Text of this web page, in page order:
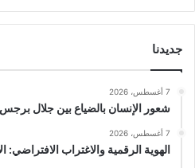
جديدنا
7 أغسطس، 2026
شعور الإنسان بالضياع بين جلال برجس
7 أغسطس، 2026
الهوية الرقمية والاغتراب الافتراضي: